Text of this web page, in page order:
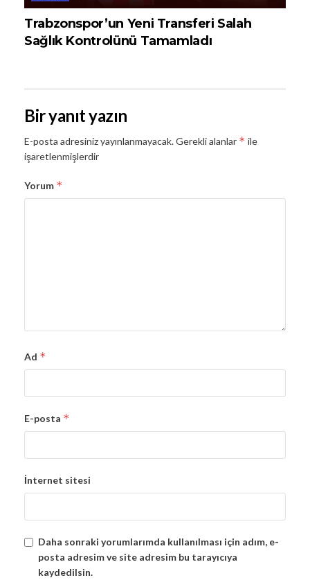
Trabzonspor’un Yeni Transferi Salah
Sağlık Kontrolünü Tamamladı
Bir yanıt yazın
E-posta adresiniz yayınlanmayacak.Gerekli alanlar * ile
işaretlenmişlerdir
Yorum *
Ad *
E-posta *
İnternet sitesi
Daha sonraki yorumlarımda kullanılması için adım, e-
posta adresim ve site adresim bu tarayıcıya
kaydedilsin.